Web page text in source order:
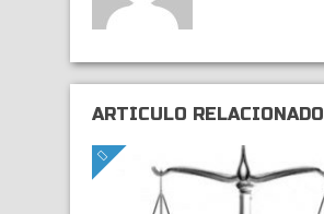
ARTÍCULO RELACIONADO